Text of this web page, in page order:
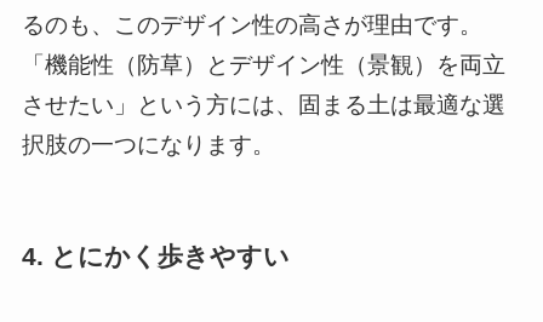
るのも、このデザイン性の高さが理由です。
「機能性（防草）とデザイン性（景観）を両立
させたい」という方には、固まる土は最適な選
択肢の一つになります。
4. とにかく歩きやすい